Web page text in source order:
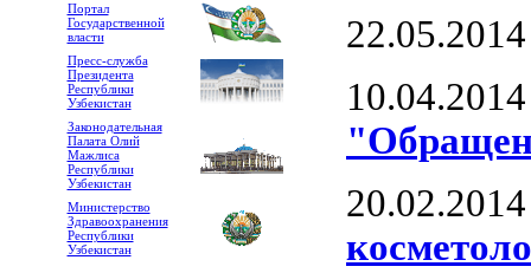
Портал
Государственной
власти
Пресс-служба
Президента
Республики
Узбекистан
Законодательная
Палата Олий
Мажлиса
Республики
Узбекистан
Министерство
Здравоохранения
Республики
Узбекистан
22.05.2014
10.04.2014
20.02.2014